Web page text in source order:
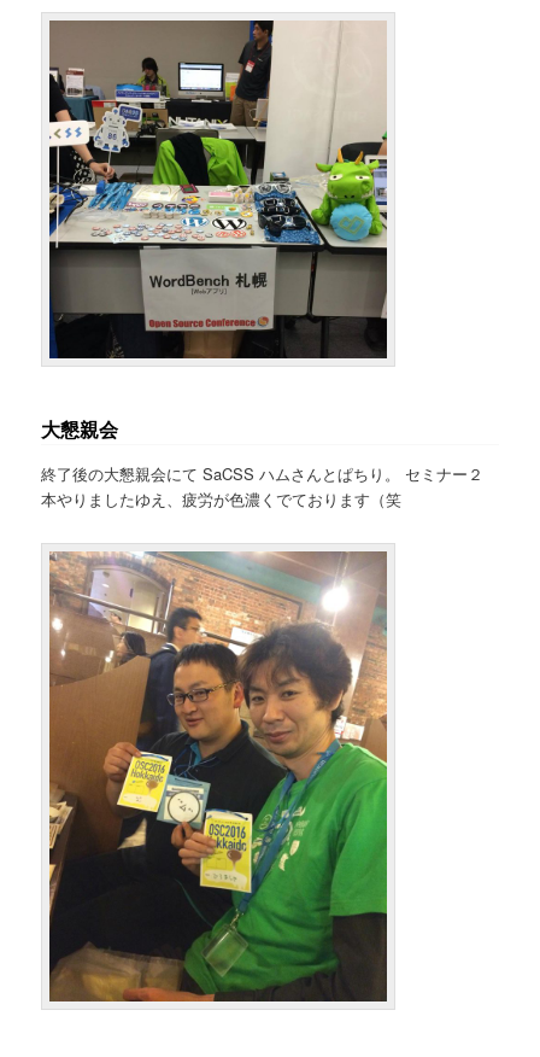
大懇親会
終了後の大懇親会にて SaCSS ハムさんとぱちり。 セミナー２
本やりましたゆえ、疲労が色濃くでております（笑